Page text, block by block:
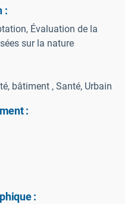
:
Évaluation de la
sur la nature
bâtiment , Santé, Urbain
:
: